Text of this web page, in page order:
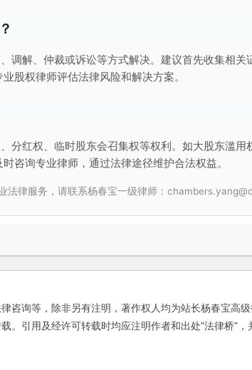
调解、仲裁或诉讼等方式解决。建议首先收集相关
股权律师评估法律风险和解决方案。
分红权、临时股东会召集权等权利。如大股东滥用
咨询专业律师，通过法律途径维护合法权益。
法律服务，请联系杨春宝一级律师：
咨询等，除非另有注明，著作权人均为站长杨春宝高
。引用及经许可转载时均应注明作者和出处"法律桥"，